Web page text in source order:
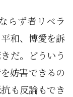
らず者リベラ
和、博愛を訴
だ。どういう
妨害できるの
も反論もでき